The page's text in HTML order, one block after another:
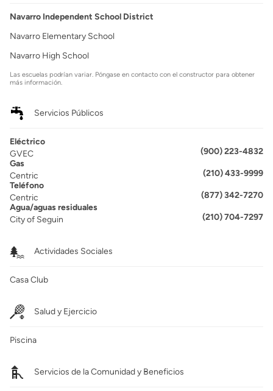
Navarro Independent School District
Navarro Elementary School
Navarro High School
Las escuelas podrían variar. Póngase en contacto con el constructor para obtener
más información.
Servicios Públicos
Eléctrico
GVEC
(900) 223-4832
Gas
Centric
(210) 433-9999
Teléfono
Centric
(877) 342-7270
Agua/aguas residuales
City of Seguin
(210) 704-7297
Actividades Sociales
Casa Club
Salud y Ejercicio
Piscina
Servicios de la Comunidad y Beneficios